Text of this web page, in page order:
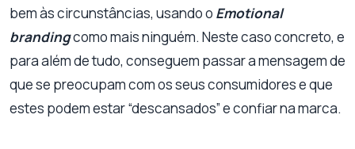
bem às circunstâncias, usando o Emotional
brandingcomo mais ninguém. Neste caso concreto, e
para além de tudo, conseguem passar a mensagem de
que se preocupam com os seus consumidores e que
estes podem estar “descansados” e confiar na marca.